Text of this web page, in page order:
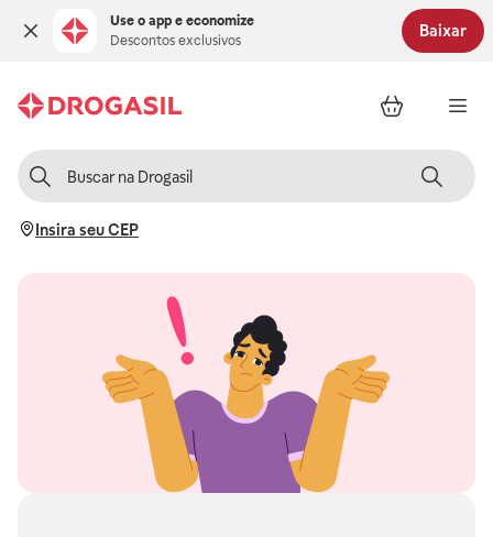
Use o app e economize
Descontos exclusivos
Baixar
Insira seu CEP